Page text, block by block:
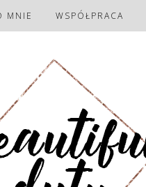
MNIE WSPÓŁPRACA